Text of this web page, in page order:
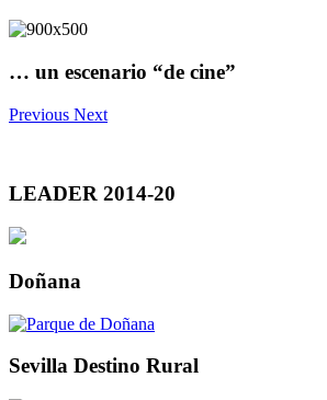
… un escenario “de cine”
Previous Next
LEADER 2014-20
Doñana
Sevilla Destino Rural